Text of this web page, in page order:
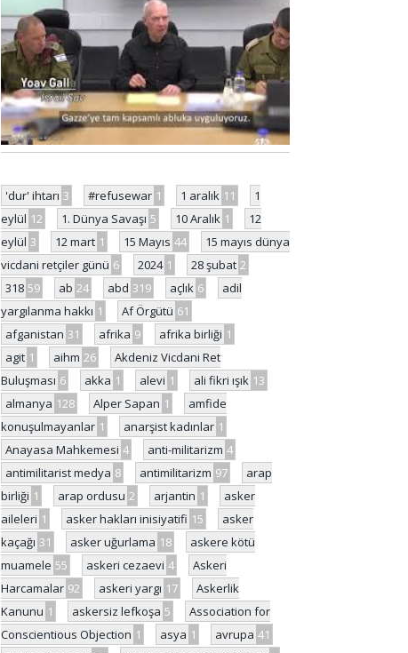
'dur' ihtarı 3 #refusewar 1 1 aralık 11
1
eylül 12 1. Dünya Savaşı 5 10 Aralık 1
12
eylül 3 12 mart 1 15 Mayıs 44
15 mayıs dünya
vicdani retçiler günü 6 2024 1 28 şubat 2
318 59 ab 24 abd 319 açlık 6
adil
yargılanma hakkı 1 Af Örgütü 61
afganistan 31 afrika 9 afrika birliği 1
agit 1 aihm 26
Akdeniz Vicdani Ret
Buluşması 6 akka 1 alevi 1 ali fikri ışık 13
almanya 128 Alper Sapan 1
amfide
konuşulmayanlar 1 anarşist kadınlar 1
Anayasa Mahkemesi 4 anti-militarizm 4
antimilitarist medya 8 antimilitarizm 97
arap
birliği 1 arap ordusu 2 arjantin 1
asker
aileleri 1 asker hakları inisiyatifi 15
asker
kaçağı 31 asker uğurlama 18
askere kötü
muamele 55 askeri cezaevi 4
Askeri
Harcamalar 92 askeri yargı 17
Askerlik
Kanunu 1 askersiz lefkoşa 5
Association for
Conscientious Objection 1 asya 1 avrupa 41